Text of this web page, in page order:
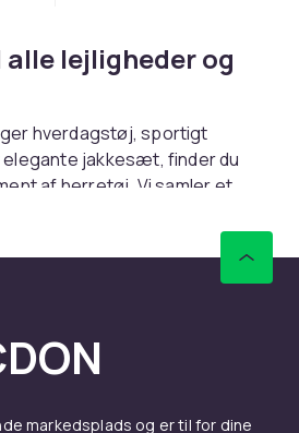
lejligheder og
hverdagstøj, sportigt
jakkesæt, finder du
af herretøj. Vi samler et
fra
størrelser. Hurtig levering
der kombinerer
stil
markedsplads og er til for dine